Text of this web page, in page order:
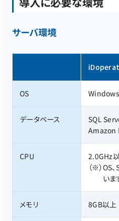
サーバ環境
OS
データベース
SQL
Amazon
CPU
2.0GHz
（※）OS
いま
メモリ 8GB以上